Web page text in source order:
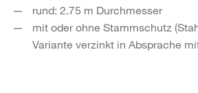
rund: 2.75 m Durchmesser
mit oder ohne Stammschutz
Variante verzinkt in Absprache